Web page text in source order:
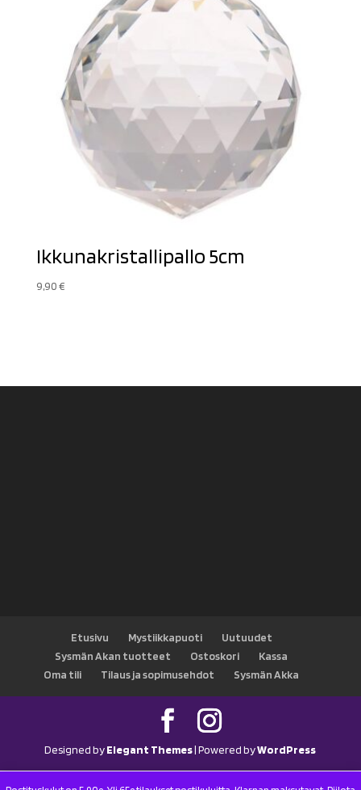
Ikkunakristallipallo 5cm
9,90€
Etusivu Mystiikkapuoti
Uutuudet
Sysmän Akan tuotteet
Ostoskori
Kassa
Oma tili
Tilaus ja sopimusehdot Sysmän Akka
Designed byElegant Themes| Powered byWordPress